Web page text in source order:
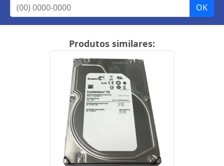
Produtos similares: